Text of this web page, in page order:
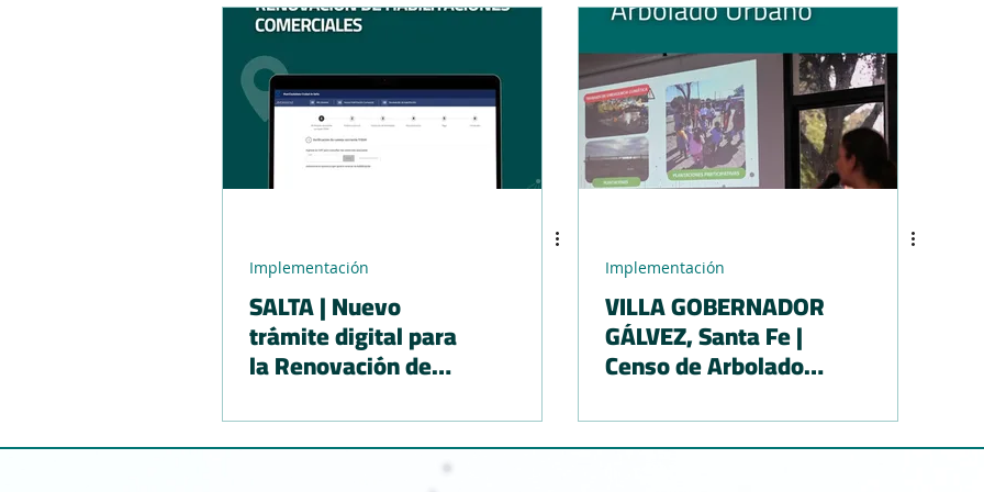
Implementación
SALTA | Nuevo
trámite digital para
la Renovación de
Comerciales
Implementación
VILLA GOBERNADOR
GÁLVEZ, Santa Fe |
Censo de Arbolado